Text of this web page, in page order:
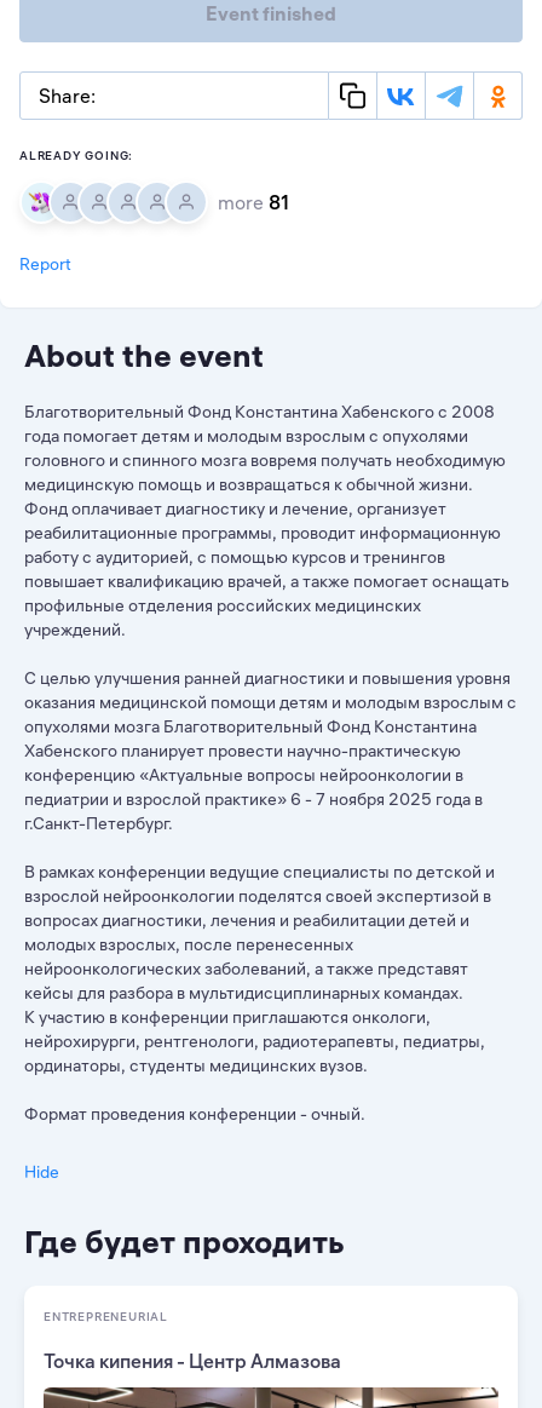
Event finished
Share:
ALREADY GOING:
more 81
Report
About the event
Благотворительный Фонд Константина Хабенского с 2008
года помогает детям и молодым взрослым с опухолями
головного и спинного мозга вовремя получать необходимую
медицинскую помощь и возвращаться к обычной жизни.
Фонд оплачивает диагностику и лечение, организует
реабилитационные программы, проводит информационную
работу с аудиторией, с помощью курсов и тренингов
повышает квалификацию врачей, а также помогает оснащать
профильные отделения российских медицинских
учреждений.
С целью улучшения ранней диагностики и повышения уровня
оказания медицинской помощи детям и молодым взрослым с
опухолями мозга Благотворительный Фонд Константина
Хабенского планирует провести научно-практическую
конференцию «Актуальные вопросы нейроонкологии в
педиатрии и взрослой практике» 6 - 7 ноября 2025 года в
г.Санкт-Петербург.
В рамках конференции ведущие специалисты по детской и
взрослой нейроонкологии поделятся своей экспертизой в
вопросах диагностики, лечения и реабилитации детей и
молодых взрослых, после перенесенных
нейроонкологических заболеваний, а также представят
кейсы для разбора в мультидисциплинарных командах.
К участию в конференции приглашаются онкологи,
нейрохирурги, рентгенологи, радиотерапевты, педиатры,
ординаторы, студенты медицинских вузов.
Формат проведения конференции - очный.
Hide
Где будет проходить
ENTREPRENEURIAL
Точка кипения - Центр Алмазова